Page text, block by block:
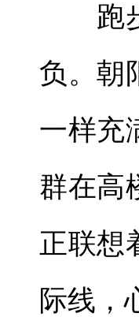
跑步
负。朝
一样充
群在高
正联想
际线，